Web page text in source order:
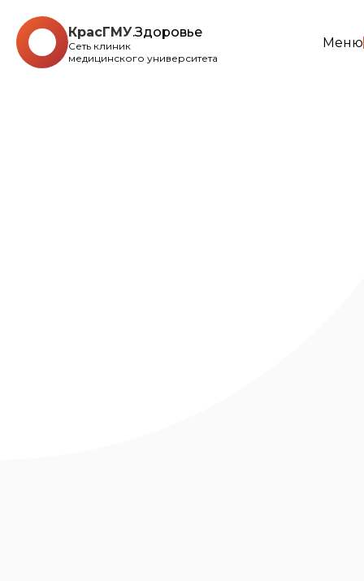
КрасГМУ.Здоровье
Сеть клиник
медицинского университета
Меню